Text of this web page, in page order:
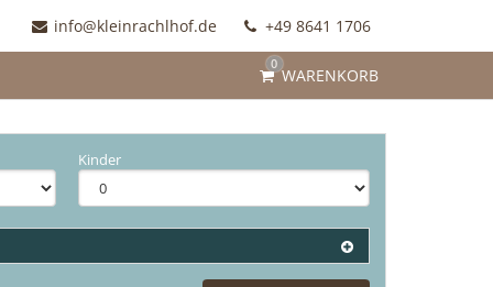
info@kleinrachlhof.de +49 8641 1706
0
WARENKORB
Kinder